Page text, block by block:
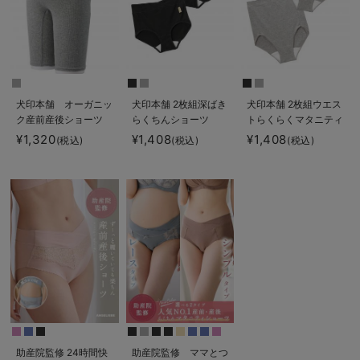
犬印本舗 オーガニッ
ク産前産後ショーツ
（3分丈・5分丈）
¥1,320(税込)
犬印本舗 2枚組深ばき
らくちんショーツ
¥1,408(税込)
犬印本舗 2枚組ウエス
トらくらくマタニティ
ショーツ
¥1,408(税込)
助産院監修 24時間快
助産院監修 ママとつ